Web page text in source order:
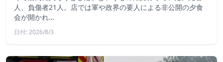
人、負傷者21人。店では軍や政界の要人による非公開の夕食
会が開かれ…
日付: 2026/8/3